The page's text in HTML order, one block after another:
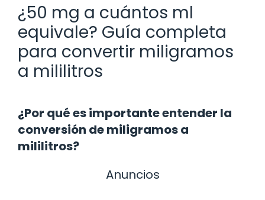
¿50 mg a cuántos ml
equivale? Guía completa
para convertir miligramos
a mililitros
¿Por qué es importante entender la
conversión de miligramos a
mililitros?
Anuncios